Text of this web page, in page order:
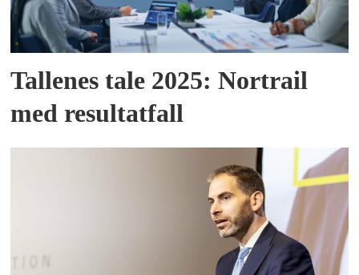
Tallenes tale 2025: Nortrail
med resultatfall